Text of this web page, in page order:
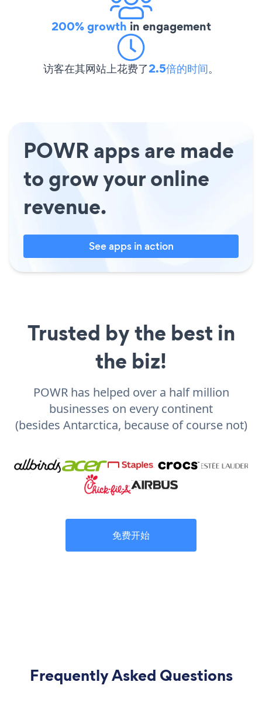
200% growth in engagement
访客在其网站上花费了2.5倍的时间。
POWR apps are made
to grow your online
revenue.
See apps in action
Trusted by the best in
the biz!
POWR has helped over a half million
businesses on every continent
(besides Antarctica, because of course not)
免费开始
Frequently Asked Questions